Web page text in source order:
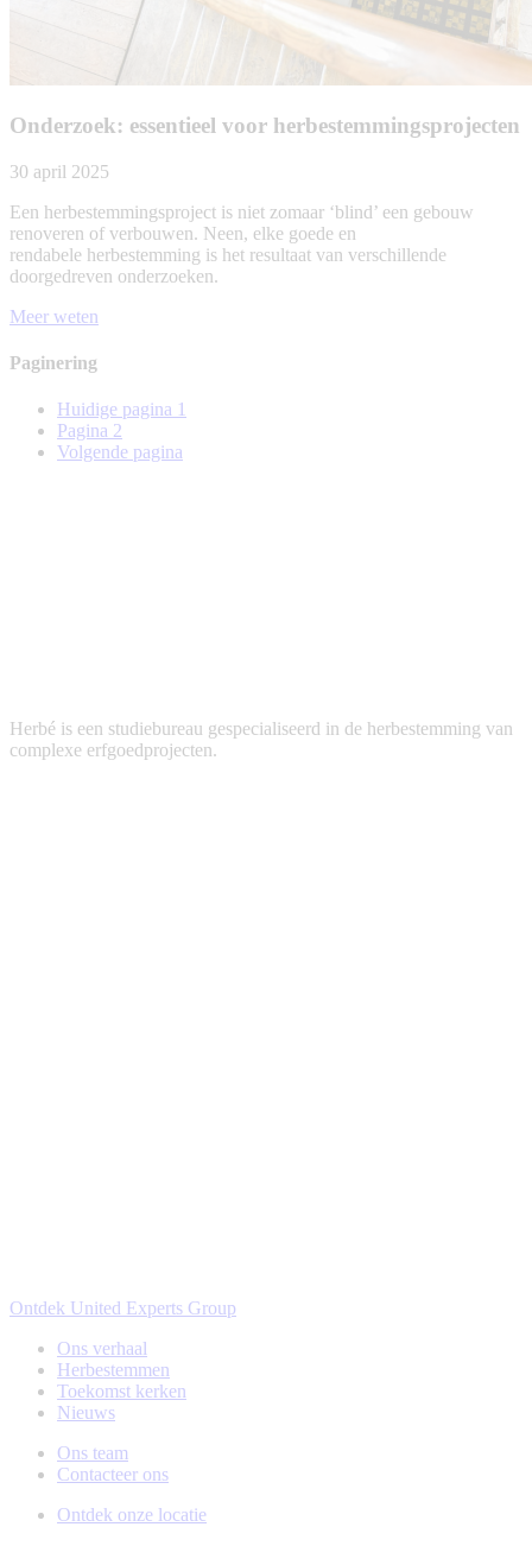
Onderzoek: essentieel voor herbestemmingsprojecten
30 april 2025
Een herbestemmingsproject is niet zomaar ‘blind’ een gebouw
renoveren of verbouwen. Neen, elke goede en
rendabele herbestemming is het resultaat van verschillende
doorgedreven onderzoeken.
Meer weten
Paginering
Huidige pagina 1
Pagina 2
Volgende pagina
Herbé is een studiebureau gespecialiseerd in de herbestemming van
complexe erfgoedprojecten.
Ontdek United Experts Group
Ons verhaal
Herbestemmen
Toekomst kerken
Nieuws
Ons team
Contacteer ons
Ontdek onze locatie